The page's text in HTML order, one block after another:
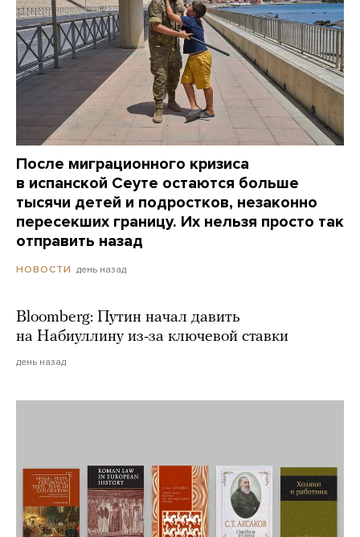
После миграционного кризиса
в испанской Сеуте остаются больше
тысячи детей и подростков, незаконно
пересекших границу. Их нельзя просто так
отправить назад
НОВОСТИ день назад
Bloomberg: Путин начал давить
на Набиуллину из-за ключевой ставки
день назад